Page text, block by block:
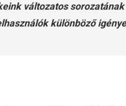
változatos
különböző